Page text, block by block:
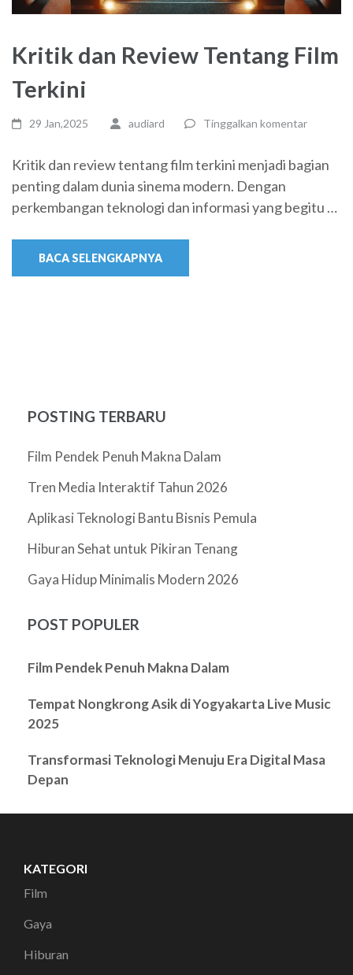
Kritik dan Review Tentang Film
Terkini
29 Jan,2025 audiard Tinggalkan komentar
Kritik dan review tentang film terkini menjadi bagian
penting dalam dunia sinema modern. Dengan
perkembangan teknologi dan informasi yang begitu …
BACA SELENGKAPNYA
POSTING TERBARU
Film Pendek Penuh Makna Dalam
Tren Media Interaktif Tahun 2026
Aplikasi Teknologi Bantu Bisnis Pemula
Hiburan Sehat untuk Pikiran Tenang
Gaya Hidup Minimalis Modern 2026
POST POPULER
Film Pendek Penuh Makna Dalam
Tempat Nongkrong Asik di Yogyakarta Live Music
2025
Transformasi Teknologi Menuju Era Digital Masa
Depan
KATEGORI
Film
Gaya
Hiburan